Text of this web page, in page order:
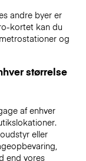
andre byer er
kortet kan du
og
størrelse
af enhver
eller
end vores